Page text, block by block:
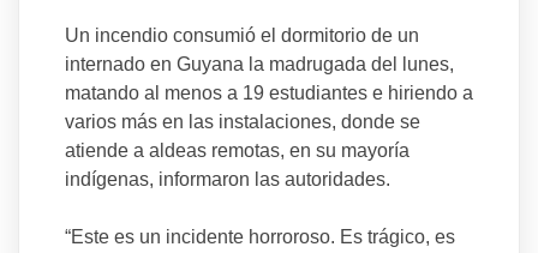
Un incendio consumió el dormitorio de un
internado en Guyana la madrugada del lunes,
matando al menos a 19 estudiantes e hiriendo a
varios más en las instalaciones, donde se
atiende a aldeas remotas, en su mayoría
indígenas, informaron las autoridades.
“Este es un incidente horroroso. Es trágico, es